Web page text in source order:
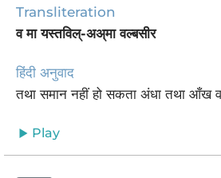
Transliteration
व मा यस्तविल्-अअ्मा वल्बसीर
हिंदी अनुवाद
तथा समान नहीं हो सकता अंधा तथा आँख
Play